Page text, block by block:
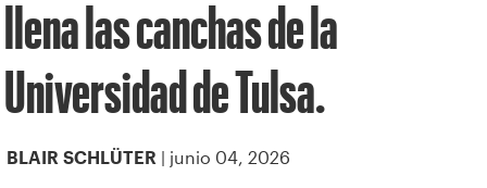
llena las canchas de la
Universidad de Tulsa.
BLAIR SCHLÜTER | junio 04, 2026